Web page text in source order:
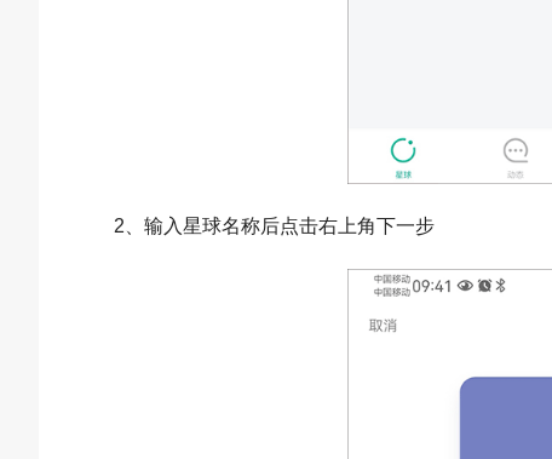
2、输入星球名称后点击右上角下一步